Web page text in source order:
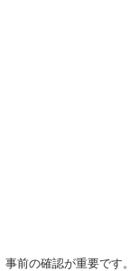
事前の確認が重要です。